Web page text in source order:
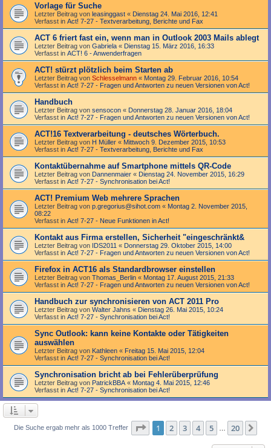
Vorlage für Suche
Letzter Beitrag von leasinggast « Dienstag 24. Mai 2016, 12:41
Verfasst in Act! 7-27 - Text­­ver­arbei­tung, Berichte und Fax
ACT 6 friert fast ein, wenn man in Outlook 2003 Mails ablegt
Letzter Beitrag von Gabriela « Dienstag 15. März 2016, 16:33
Verfasst in ACT! 6 - Anwender­fragen
ACT! stürzt plötzlich beim Starten ab
Letzter Beitrag von Schlesselmann « Montag 29. Februar 2016, 10:54
Verfasst in Act! 7-27 - Fragen und Antworten zu neuen Versionen von Act!
Handbuch
Letzter Beitrag von sensocon « Donnerstag 28. Januar 2016, 18:04
Verfasst in Act! 7-27 - Fragen und Antworten zu neuen Versionen von Act!
ACT!16 Textverarbeitung - deutsches Wörterbuch.
Letzter Beitrag von H Müller « Mittwoch 9. Dezember 2015, 10:53
Verfasst in Act! 7-27 - Text­­ver­arbei­tung, Berichte und Fax
Kontaktübernahme auf Smartphone mittels QR-Code
Letzter Beitrag von Dannenmaier « Dienstag 24. November 2015, 16:29
Verfasst in Act! 7-27 - Synchronisation bei Act!
ACT! Premium Web mehrere Sprachen
Letzter Beitrag von p.gregorius@sihot.com « Montag 2. November 2015,
08:22
Verfasst in Act! 7-27 - Neue Funktionen in Act!
Kontakt aus Firma erstellen, Sicherheit "eingeschränkt&
Letzter Beitrag von IDS2011 « Donnerstag 29. Oktober 2015, 14:00
Verfasst in Act! 7-27 - Fragen und Antworten zu neuen Versionen von Act!
Firefox in ACT16 als Standardbrowser einstellen
Letzter Beitrag von Thomas_Berlin « Montag 17. August 2015, 21:33
Verfasst in Act! 7-27 - Fragen und Antworten zu neuen Versionen von Act!
Handbuch zur synchronisieren von ACT 2011 Pro
Letzter Beitrag von Walter Jahns « Dienstag 26. Mai 2015, 10:24
Verfasst in Act! 7-27 - Synchronisation bei Act!
Sync Outlook: kann keine Kontakte oder Tätigkeiten
auswählen
Letzter Beitrag von Kathleen « Freitag 15. Mai 2015, 12:04
Verfasst in Act! 7-27 - Synchronisation bei Act!
Synchronisation bricht ab bei Fehlerüberprüfung
Letzter Beitrag von PatrickBBA « Montag 4. Mai 2015, 12:46
Verfasst in Act! 7-27 - Synchronisation bei Act!
Die Suche ergab mehr als 1000 Treffer Seite 1von 20
1 2 3 4 5 20